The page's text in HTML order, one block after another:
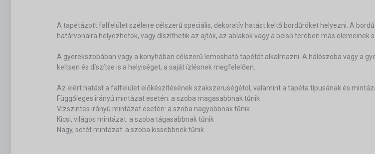
A tapétázott falfelület széleire célszerű speciális, dekoratív hatást keltő bordűröket helyezni. A
határvonalra helyezhetok, vagy díszíthetik az ajtók, az ablakok vagy a belső terében más elemeinek
A gyerekszobában vagy a konyhában célszerű lemosható tapétát alkalmazni. A hálószoba vagy a
keltsen és díszítse is a helyiséget, a saját ízlésnek megfelelően.
Az elért hatást a falfelület előkészítésének szakszeruségétol, valamint a tapéta típusának és
Függőleges irányú mintázat esetén: a szoba magasabbnak tűnik
Vízszintes irányú mintázat esetén: a szoba nagyobbnak tűnik
Kicsi, világos mintázat: a szoba tágasabbnak tűnik
Nagy, sötét mintázat: a szoba kissebbnek tűnik